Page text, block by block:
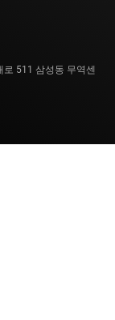
511 삼성동 무역센